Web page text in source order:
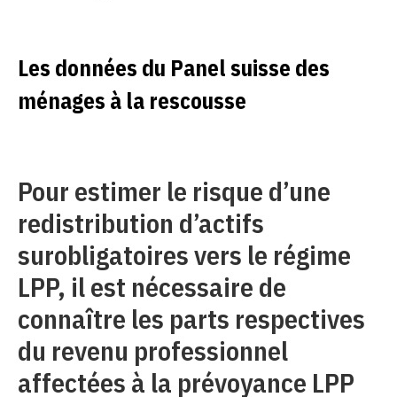
Les données du Panel suisse des
ménages à la rescousse
Pour estimer le risque d’une
redistribution d’actifs
surobligatoires vers le régime
LPP, il est nécessaire de
connaître les parts respectives
du revenu professionnel
affectées à la prévoyance LPP